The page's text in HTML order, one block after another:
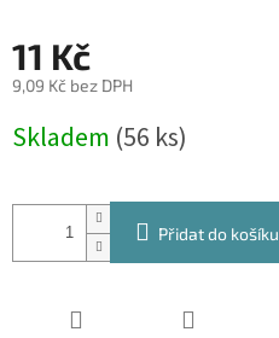
11 Kč
9,09 Kč bez DPH
cena:
Skladem (56 ks)
Přidat do košíku